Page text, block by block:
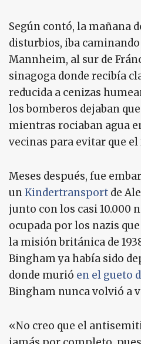
Según contó, la mañana
disturbios, iba caminando
Mannheim, al sur de
sinagoga donde recibía
reducida a cenizas
los bomberos dejaban
mientras rociaban agua
vecinas para evitar que
Meses después, fue
unKindertransport de
junto con los casi 10.000
ocupada por los nazis
la misión británica de
Bingham ya había sido
donde murió en el gueto
Bingham nunca volvió a
«No creo que el